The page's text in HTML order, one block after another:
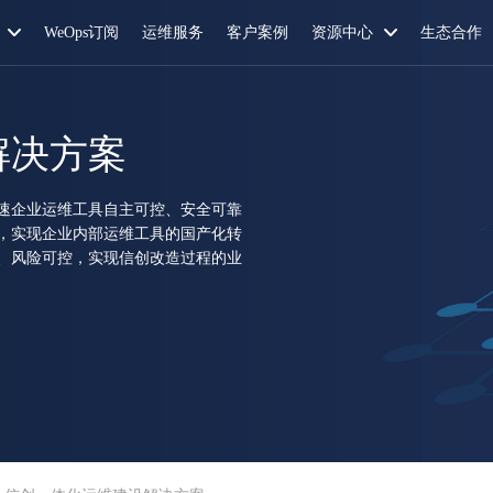
WeOps订阅 运维服务 客户案例 资源中心 生态合作
方案
企业运维工具自主可控、安全可靠
实现企业内部运维工具的国产化转
风险可控，实现信创改造过程的业